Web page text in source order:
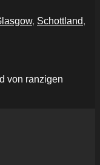
, Schottland,
von ranzigen